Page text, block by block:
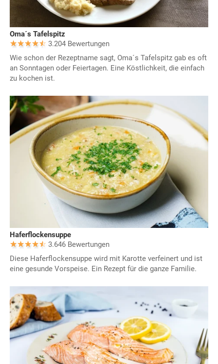
Oma´s Tafelspitz
3.204 Bewertungen
Wie schon der Rezeptname sagt, Oma´s Tafelspitz gab es oft
an Sonntagen oder Feiertagen. Eine Köstlichkeit, die einfach
zu kochen ist.
Haferflockensuppe
3.646 Bewertungen
Diese Haferflockensuppe wird mit Karotte verfeinert und ist
eine gesunde Vorspeise. Ein Rezept für die ganze Familie.